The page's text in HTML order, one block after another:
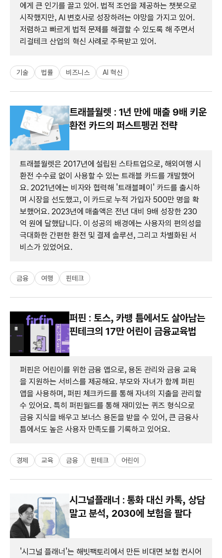
에게 큰 인기를 끌고 있어. 법적 조언을 제공하는 챗봇으로
시작했지만, AI 변호사로 성장하려는 야망을 가지고 있어.
저렴하고 빠르게 법적 문제를 해결할 수 있도록 해 주면서
리걸테크 산업의 혁신 사례로 주목받고 있어.
기술 법률 비즈니스 AI 혁신
트래블월렛 : 1년 만에 매출 9배 키운
환전 카드의 퍼스트펭귄 전략
트래블월렛은 2017년에 설립된 스타트업으로, 해외여행 시
환전 수수료 없이 사용할 수 있는 트래블 카드를 개발했어
요. 2021년에는 비자와 협력해 '트래블페이' 카드를 출시하
며 시장을 선도했고, 이 카드로 누적 가입자 500만 명을 확
보했어요. 2023년에 매출액은 전년 대비 9배 성장한 230
억 원에 달했답니다. 이 성공의 배경에는 사용자의 편의성을
극대화한 간편한 환전 및 결제 솔루션, 그리고 차별화된 서
비스가 있었어요.
금융 여행 핀테크
퍼핀 : 토스, 카뱅 틈에서도 살아남는
핀테크의 17만 어린이 금융교육법
퍼핀은 어린이를 위한 금융 앱으로, 용돈 관리와 금융 교육
을 지원하는 서비스를 제공해요. 부모와 자녀가 함께 퍼핀
앱을 사용하며, 퍼핀 체크카드를 통해 자녀의 지출을 관리할
수 있어요. 특히 퍼핀월드를 통해 재미있는 퀴즈 형식으로
금융 지식을 배우고 보너스 용돈을 받을 수 있어, 큰 금융사
틈에서도 높은 사용자 만족도를 기록하고 있어요.
경제 교육 금융 핀테크 어린이
시그널플래너 : 통화 대신 카톡, 상담
말고 분석, 2030에 보험을 팔다
'시그널 플래너'는 해빗팩토리에서 만든 비대면 보험 컨시어